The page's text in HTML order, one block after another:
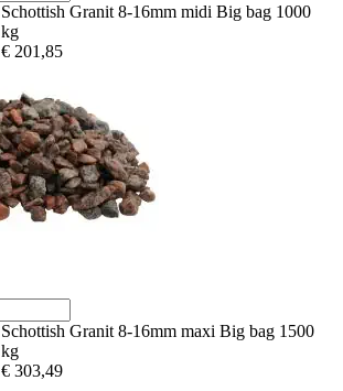
Schottish Granit 8-16mm midi Big bag 1000
kg
€ 201,85
Schottish Granit 8-16mm maxi Big bag 1500
kg
€ 303,49